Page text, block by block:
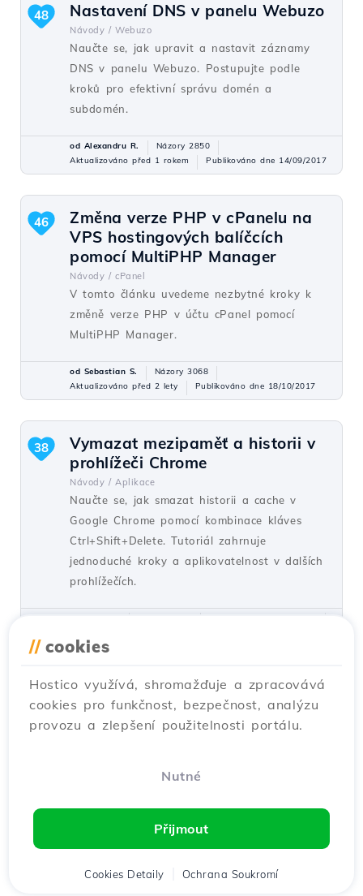
Nastavení DNS v panelu Webuzo
Návody / Webuzo
Naučte se, jak upravit a nastavit záznamy
DNS v panelu Webuzo. Postupujte podle
kroků pro efektivní správu domén a
subdomén.
48
od Alexandru R.
Názory 2850
Aktualizováno před 1 rokem
Publikováno dne 14/09/2017
Změna verze PHP v cPanelu na
VPS hostingových balíčcích
pomocí MultiPHP Manager
Návody / cPanel
V tomto článku uvedeme nezbytné kroky k
změně verze PHP v účtu cPanel pomocí
MultiPHP Manager.
46
od Sebastian S.
Názory 3068
Aktualizováno před 2 lety
Publikováno dne 18/10/2017
Vymazat mezipaměť a historii v
prohlížeči Chrome
Návody / Aplikace
Naučte se, jak smazat historii a cache v
Google Chrome pomocí kombinace kláves
Ctrl+Shift+Delete. Tutoriál zahrnuje
jednoduché kroky a aplikovatelnost v dalších
prohlížečích.
38
Odblokování IP adresy na
serverech Hostico
Návody / Dev
Názory 1546
Publikováno dne 05/10/2020
// cookies
Hostico využívá, shromažďuje a zpracovává
cookies pro funkčnost, bezpečnost, analýzu
provozu a zlepšení použitelnosti portálu.
Nutné
Přijmout
Cookies Detaily Ochrana Soukromí